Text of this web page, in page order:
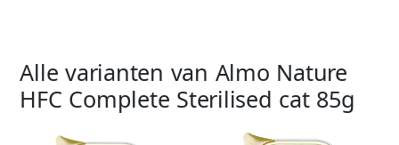
Alle varianten van Almo Nature
HFC Complete Sterilised cat 85g